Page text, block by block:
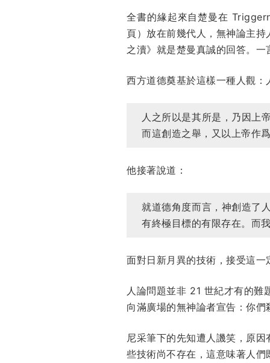
全書的緣起來自楚曼在
頁）放在前幾代人，無神論主
之瀆》就是楚曼真誠的回答。
西方道德奠基於這樣一種人觀
人之所以是其所是，乃因上
而這創造之舉，又以上帝作
他接著說道：
就道德角度而言，神創造了
有終極目標的有限存在。而
面對日新月異的技術，接受這一
人論問題並非 21 世紀才有的
向滿廣場的無神論者宣告：你
尼采筆下的先知遭人譏笑，原
些技術尚不存在，這意味著人